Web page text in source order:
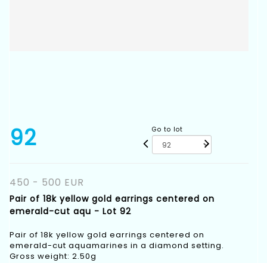
92 Go to lot
450 - 500 EUR
Pair of 18k yellow gold earrings centered on
emerald-cut aqu - Lot 92
Pair of 18k yellow gold earrings centered on
emerald-cut aquamarines in a diamond setting.
Gross weight: 2.50g